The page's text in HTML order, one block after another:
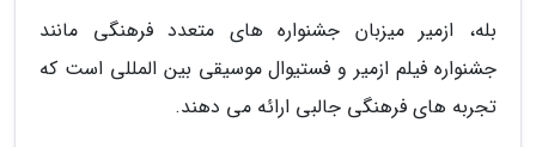
بله، ازمیر میزبان جشنواره های متعدد فرهنگی مانند
جشنواره فیلم ازمیر و فستیوال موسیقی بین المللی است که
تجربه های فرهنگی جالبی ارائه می دهند.